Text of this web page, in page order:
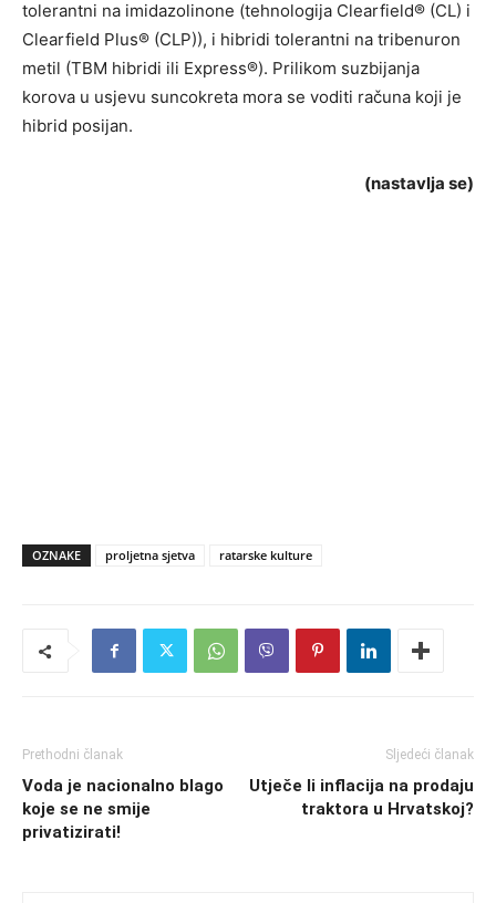
tolerantni na imidazolinone (tehnologija Clearfield® (CL) i
Clearfield Plus® (CLP)), i hibridi tolerantni na tribenuron
metil (TBM hibridi ili Express®). Prilikom suzbijanja
korova u usjevu suncokreta mora se voditi računa koji je
hibrid posijan.
(nastavlja se)
OZNAKE proljetna sjetva ratarske kulture
Prethodni članak
Voda je nacionalno blago
koje se ne smije
privatizirati!
Sljedeći članak
Utječe li inflacija na prodaju
traktora u Hrvatskoj?